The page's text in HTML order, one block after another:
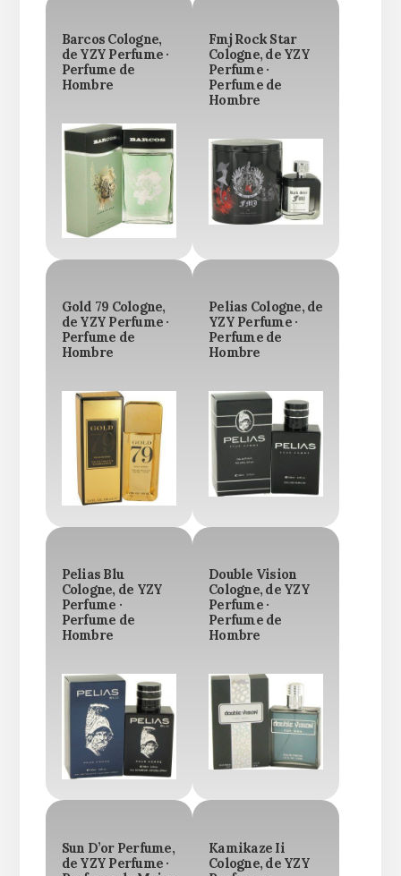
Barcos Cologne,
de YZY Perfume ·
Perfume de
Hombre
Fmj Rock Star
Cologne, de YZY
Perfume ·
Perfume de
Hombre
Gold 79 Cologne,
de YZY Perfume ·
Perfume de
Hombre
Pelias Cologne, de
YZY Perfume ·
Perfume de
Hombre
Pelias Blu
Cologne, de YZY
Perfume ·
Perfume de
Hombre
Double Vision
Cologne, de YZY
Perfume ·
Perfume de
Hombre
Sun D’or Perfume,
de YZY Perfume ·
Kamikaze Ii
Cologne, de YZY